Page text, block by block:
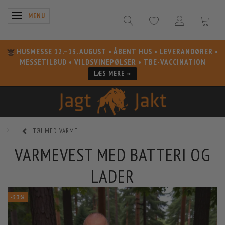
SKIFTE NAVIGATION
MENU
HUSMESSE 12.–13. AUGUST • ÅBENT HUS • LEVERANDØRER •
MESSETILBUD • VILDSVINEPØLSER • TBE-VACCINATION
LÆS MERE →
TØJ MED VARME
VARMEVEST MED BATTERI OG
LADER
-53%